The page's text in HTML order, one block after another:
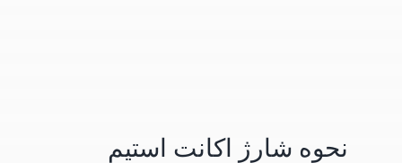
نحوه شارژ اکانت استیم